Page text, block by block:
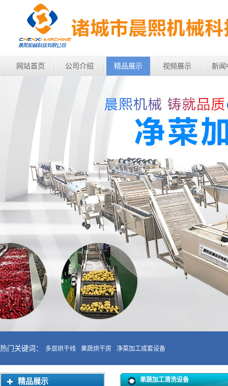
网站首页 公司介绍 精品展示 视频展示 新闻
热门关键词： 多层烘干线 果蔬烘干房 净菜加工成套设备
精品展示
果蔬加工清洗设备